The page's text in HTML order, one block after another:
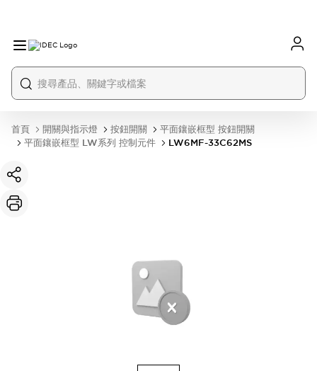
首頁 開關與指示燈 按鈕開關
平面鑲嵌框型 按鈕開關
平面鑲嵌框型 LW系列 控制元件
LW6MF-33C62MS